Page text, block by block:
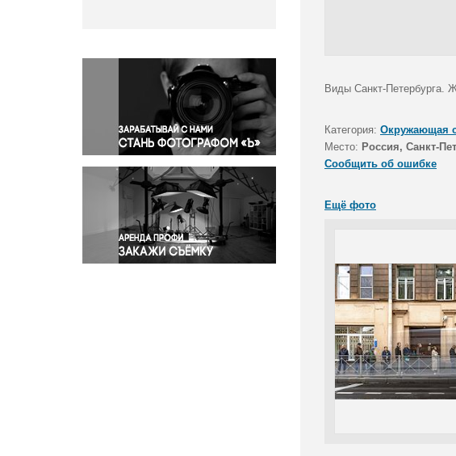
Окружающая среда
Политика
Правосудие
Происшествия и конфликты
Религия
Светская жизнь
Спорт
Экология
Экономика и бизнес
Виды Санкт-Петербурга.
Категория: Окружающая
Место: Россия, Санкт-
Сообщить об ошибке
Ещё фото